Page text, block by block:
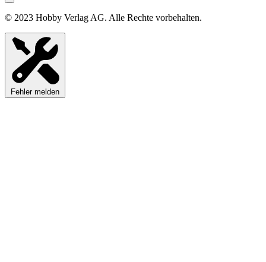
© 2023 Hobby Verlag AG. Alle Rechte vorbehalten.
Fehler melden